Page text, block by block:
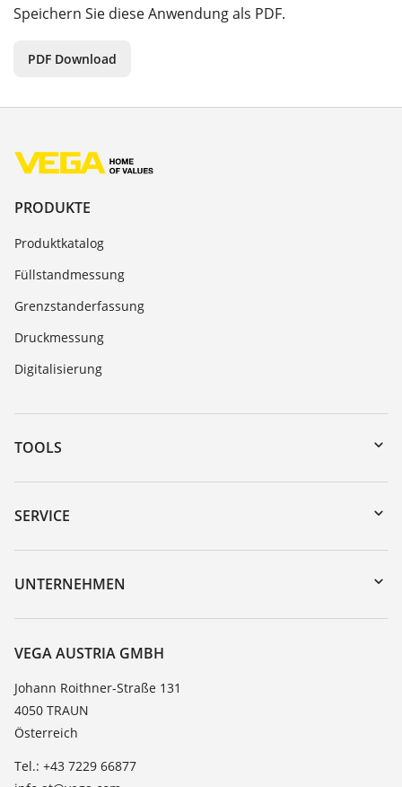
Speichern Sie diese Anwendung als PDF.
PDF Download
PRODUKTE
Produktkatalog
Füllstandmessung
Grenzstanderfassung
Druckmessung
Digitalisierung
TOOLS
Download-Center
Gerätesuche (Seriennummer)
DTM Collection/PACTware
SERVICE
Geräterücksendung
Trainings
TeamViewer
UNTERNEHMEN
Karriere
Über VEGA
Kontakt
News
Presse
Blog
VEGA AUSTRIA GMBH
Johann Roithner-Straße 131
4050 TRAUN
Österreich
Tel.: +43 7229 66877